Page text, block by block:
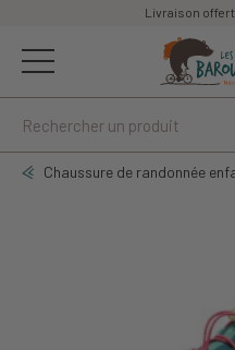
Livraison
Chaussure de randonnée